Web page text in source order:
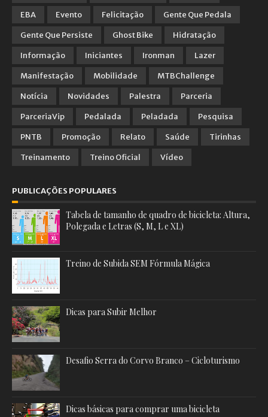
EBA
Evento Felicitação
Gente Que Pedala
Gente Que Persiste
Ghost Bike
Hidratação
Informação
Iniciantes Ironman
Lazer
Manifestação
Mobilidade
MTBChallenge
Notícia
Novidades Palestra
Parceria
ParceriaVip
Pedalada Peladada
Pesquisa
PNTB
Promoção Relato Saúde
Tirinhas
Treinamento
Treino Oficial Vídeo
PUBLICAÇÕES POPULARES
Tabela de tamanho de quadro de bicicleta: Altura,
Polegada e Letras (S, M, L e XL)
Treino de Subida SEM Fórmula Mágica
Dicas para Subir Melhor
Desafio Serra do Corvo Branco – Cicloturismo
Dicas básicas para comprar uma bicicleta